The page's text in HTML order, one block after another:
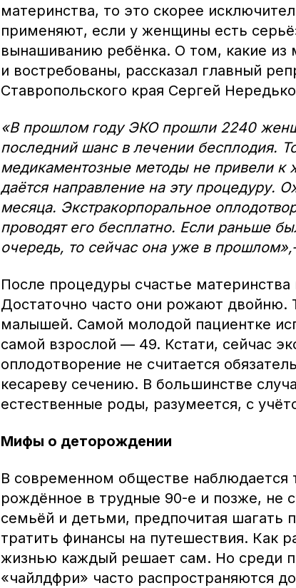
материнства, то это скорее
применяют, если у женщины есть
вынашиванию ребёнка. О том, какие из
и востребованы, рассказал главный
Ставропольского края Сергей
«В прошлом году ЭКО прошли 2240
последний шанс в лечении бесплодия.
медикаментозные методы не привели к
даётся направление на эту процедуру.
месяца. Экстракорпоральное
проводят его бесплатно. Если раньше
очередь, то сейчас она уже в
После процедуры счастье
Достаточно часто они рожают двойню.
малышей. Самой молодой пациентке
самой взрослой — 49. Кстати, сейчас
оплодотворение не считается
кесареву сечению. В большинстве
естественные роды, разумеется, с
Мифы о деторождении
В современном обществе наблюдается
рождённое в трудные 90-е и позже, не
семьёй и детьми, предпочитая шагать
тратить финансы на путешествия. Как
жизнью каждый решает сам. Но среди
«чайлдфри» часто распространяются